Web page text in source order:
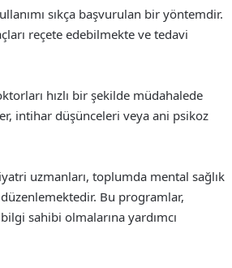
sıkça başvurulan bir yöntemdir.
reçete edebilmekte ve tedavi
hızlı bir şekilde müdahalede
intihar düşünceleri veya ani psikoz
uzmanları, toplumda mental sağlık
Bu programlar,
sahibi olmalarına yardımcı